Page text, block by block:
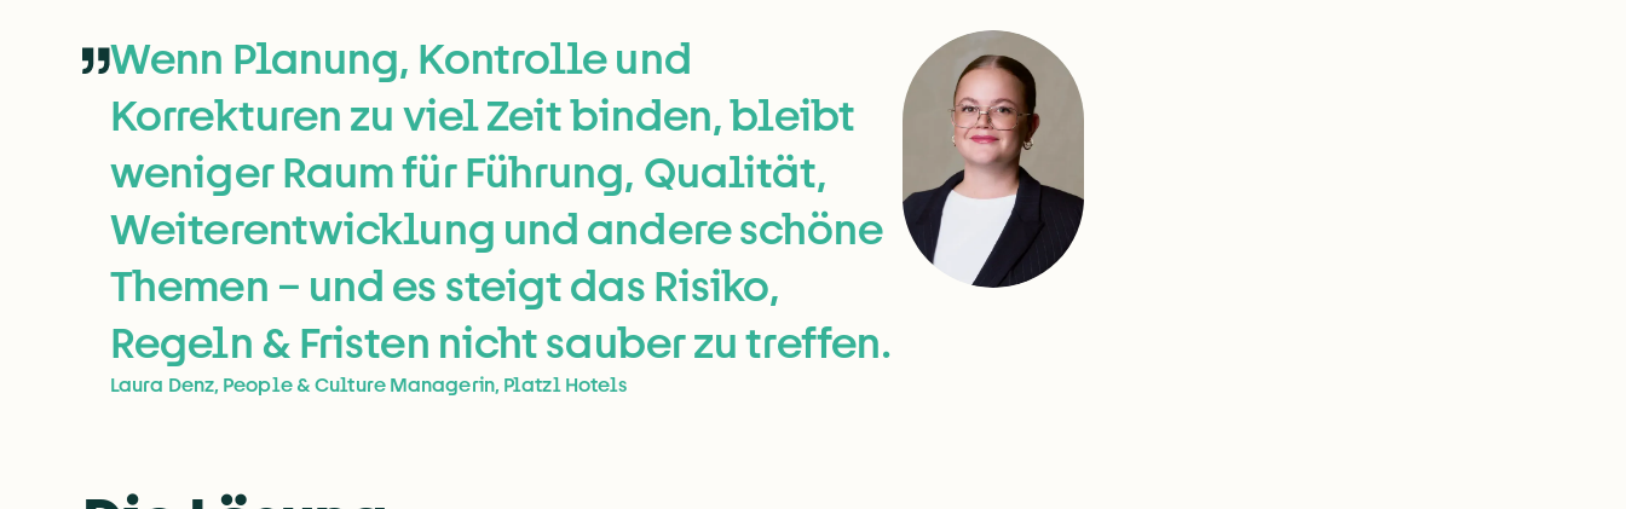
Wenn Planung, Kontrolle und
Korrekturen zu viel Zeit binden, bleibt
weniger Raum für Führung, Qualität,
Weiterentwicklung und andere schöne
Themen – und es steigt das Risiko,
Regeln & Fristen nicht sauber zu treffen.
Laura Denz, People & Culture Managerin, Platzl Hotels